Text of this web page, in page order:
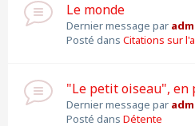
Le monde
Dernier message par
Posté dans Citations sur
"Le petit oiseau", en
Dernier message par
Posté dans Détente